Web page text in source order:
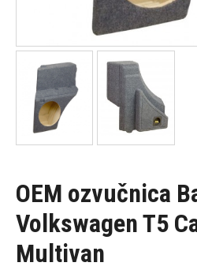
OEM ozvučnica
Volkswagen T5
Multivan